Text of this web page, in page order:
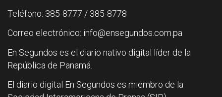
Teléfono: 385-8777 / 385-8778
Correo electrónico: info@ensegundos.com.pa
En Segundos es el diario nativo digital líder de la
República de Panamá.
El diario digital En Segundos es miembro de la